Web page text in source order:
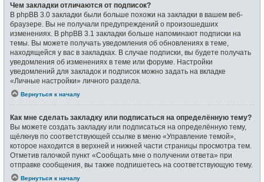
Чем закладки отличаются от подписок?
В phpBB 3.0 закладки были больше похожи на закладки в вашем веб-
браузере. Вы не получали предупреждений о произошедших
изменениях. В phpBB 3.1 закладки больше напоминают подписки на
темы. Вы можете получать уведомления об обновлениях в теме,
находящейся у вас в закладках. В случае подписки, вы будете получать
уведомления об изменениях в теме или форуме. Настройки
уведомлений для закладок и подписок можно задать на вкладке
«Личные настройки» личного раздела.
Вернуться к началу
Как мне сделать закладку или подписаться на определённую тему?
Вы можете создать закладку или подписаться на определённую тему,
щёлкнув по соответствующей ссылке в меню «Управление темой»,
которое находится в верхней и нижней части страницы просмотра тем.
Отметив галочкой пункт «Сообщать мне о получении ответа» при
отправке сообщения, вы также подпишетесь на соответствующую тему.
Вернуться к началу